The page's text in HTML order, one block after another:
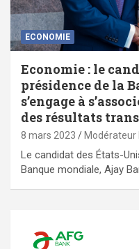
ECONOMIE
Economie : le
présidence de la
s’engage à
des résultats
8 mars 2023
Le candidat des États-
Banque mondiale, Ajay